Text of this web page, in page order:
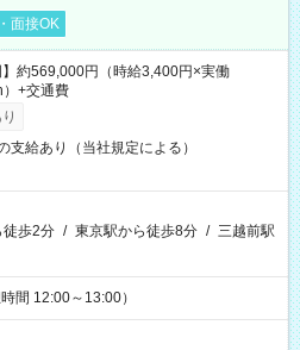
面接OK
約569,000円（時給3,400円×実働
+交通費
支給あり（当社規定による）
徒歩2分 / 東京駅から徒歩8分 / 三越前駅
間 12:00～13:00）